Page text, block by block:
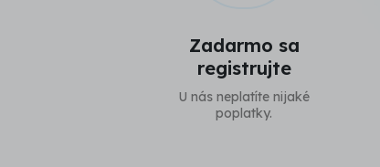
Zadarmo sa
registrujte
U nás neplatíte nijaké
poplatky.